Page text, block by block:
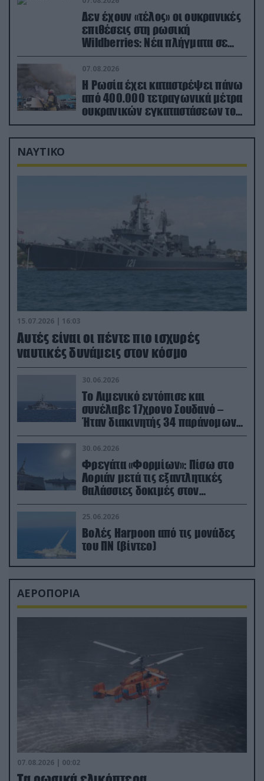
Δεν έχουν «τέλος» οι ουκρανικές
επιθέσεις στη ρωσική
Wildberries: Νέα πλήγματα σε
εγκαταστάσεις στα Ουράλια
07.08.2026
Η Ρωσία έχει καταστρέψει πάνω
από 400.000 τετραγωνικά μέτρα
ουκρανικών εγκαταστάσεων τον
Ιούλιο
ΝΑΥΤΙΚΟ
15.07.2026 | 16:03
Aυτές είναι οι πέντε πιο ισχυρές
ναυτικές δυνάμεις στον κόσμο
30.06.2026
Το Λιμενικό εντόπισε και
συνέλαβε 17χρονο Σουδανό –
Ήταν διακινητής 34 παράνομων
μεταναστών
30.06.2026
Φρεγάτα «Φορμίων»: Πίσω στο
Λοριάν μετά τις εξαντλητικές
θαλάσσιες δοκιμές στον
απαιτητικό Βισκαϊκό
25.06.2026
Βολές Harpoon από τις μονάδες
του ΠΝ (βίντεο)
ΑΕΡΟΠΟΡΙΑ
07.08.2026 | 00:02